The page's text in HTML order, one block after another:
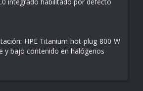
HPE Titanium hot-plug 800 W
y bajo contenido en halógenos